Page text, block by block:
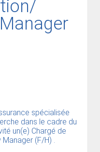
spécialisée
dans le cadre du
un(e) Chargé de
(F/H) .